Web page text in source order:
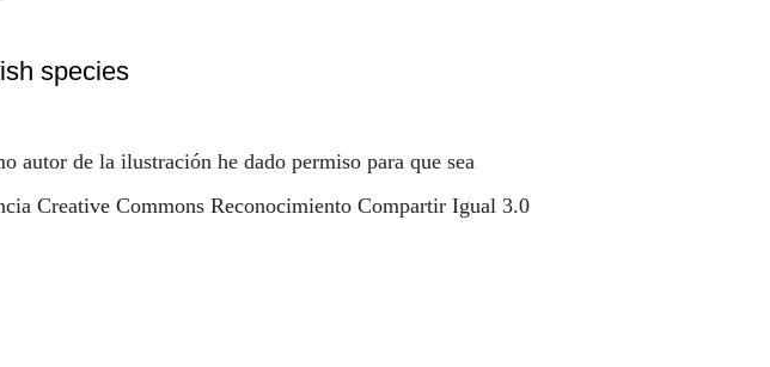
species
autor de la ilustración he dado permiso para que sea
Creative Commons Reconocimiento Compartir Igual 3.0